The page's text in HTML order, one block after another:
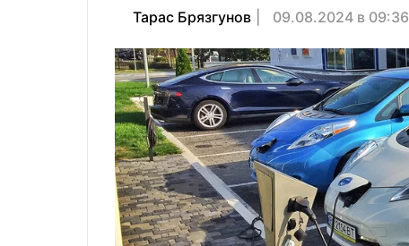
Тарас Брязгунов 09.08.2024 в 09:36